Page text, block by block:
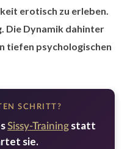
erotisch zu erleben.
Die Dynamik dahinter
tiefen psychologischen
SCHRITT?
Sissy-Training statt
sie.